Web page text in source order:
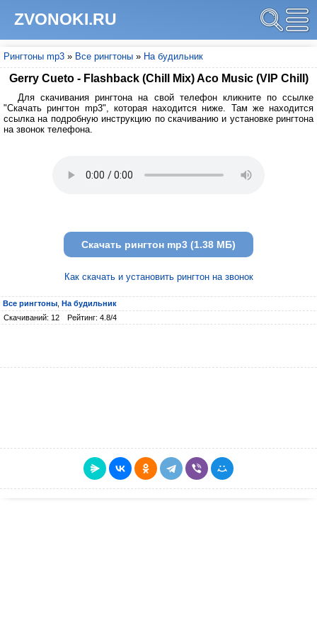
ZVONOKI.RU
Рингтоны mp3 » Все рингтоны » На будильник
Gerry Cueto - Flashback (Chill Mix) Aco Music (VIP Chill)
Для скачивания рингтона на свой телефон кликните по ссылке
"Скачать рингтон mp3", которая находится ниже. Там же находится
ссылка на подробную инструкцию по скачиванию и установке рингтона
на звонок телефона.
Скачать рингтон mp3 (1.38 МБ)
Как скачать и установить рингтон на звонок
Все рингтоны На будильник
Скачиваний: 12
Рейтинг: 4.8/4